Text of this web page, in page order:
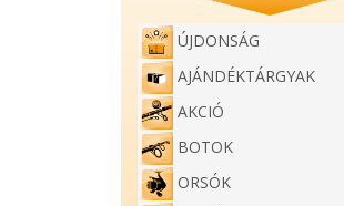
ÚJDONSÁG
AJÁNDÉKTÁRGYAK
AKCIÓ
BOTOK
ORSÓK